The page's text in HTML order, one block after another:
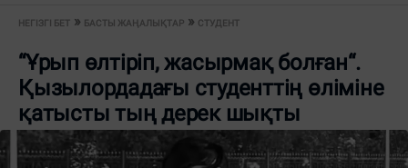
НЕГІЗГІ БЕТ БАСТЫ ЖАҢАЛЫҚТАР СТУДЕНТ
“Ұрып өлтіріп, жасырмақ болған“.
Қызылордадағы студенттің өліміне
қатысты тың дерек шықты